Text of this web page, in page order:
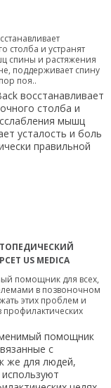
столба и устранят
спины и растяжения
поддерживает спину
поя..
восстанавливает
столба и
мышц
усталость и боль
правильной
US MEDICA
помощник для всех,
в позвоночном
этих проблем и
профилактических
помощник
с
же для людей,